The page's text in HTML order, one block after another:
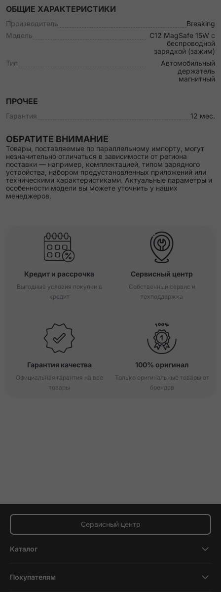
ОБЩИЕ ХАРАКТЕРИСТИКИ
Производитель
Breaking
Модель
C12 MagSafe 15W с
беспроводной
зарядкой (зажим)
Тип
Автомобильный
держатель
магнитный
ПРОЧЕЕ
Гарантия 12 мес.
ОБРАТИТЕ ВНИМАНИЕ
Товары, поставляемые по параллельному импорту, могут
незначительно отличаться в зависимости от региона
поставки — например, комплектацией, типом зарядного
устройства, набором предустановленных приложений или
техническими характеристиками. Актуальные параметры и
особенности модели вы можете уточнить у наших
менеджеров.
Кредит и рассрочка
Выгодные условия покупки в
кредит
Сервисный центр
Собственный сервис и
техподдержка
Гарантия качества
Официальная гарантия на все
товары
100% оригинал
Только оригинальные товары от
брендов
Сервисный центр
Каталог
Планшеты
Покупателям